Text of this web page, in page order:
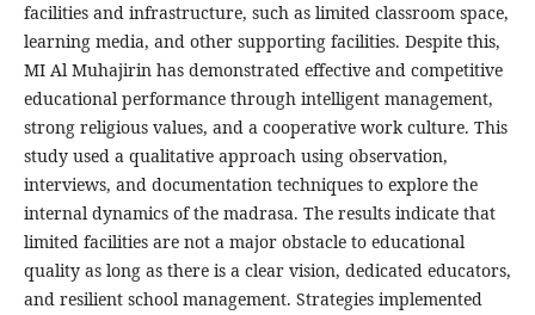
facilities and infrastructure, such as limited classroom space,
learning media, and other supporting facilities. Despite this,
MI Al Muhajirin has demonstrated effective and competitive
educational performance through intelligent management,
strong religious values, and a cooperative work culture. This
study used a qualitative approach using observation,
interviews, and documentation techniques to explore the
internal dynamics of the madrasa. The results indicate that
limited facilities are not a major obstacle to educational
quality as long as there is a clear vision, dedicated educators,
and resilient school management. Strategies implemented